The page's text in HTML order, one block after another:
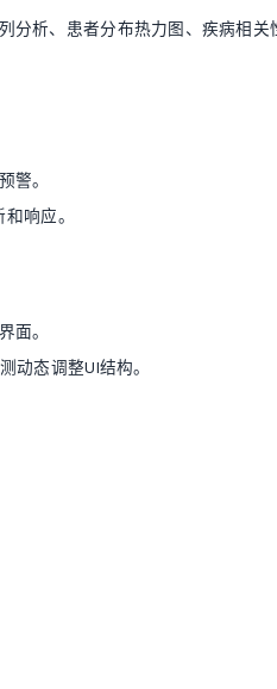
析、患者分布热力图、疾病相关
警。
响应。
面。
态调整UI结构。